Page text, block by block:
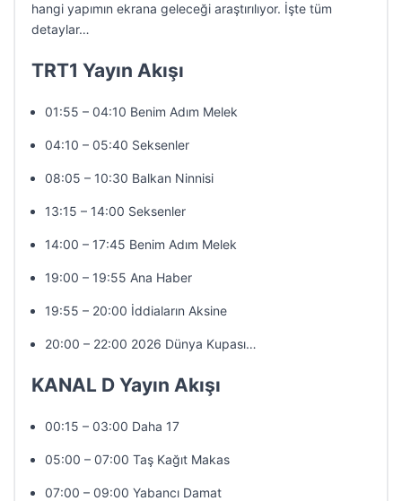
hangi yapımın ekrana geleceği araştırılıyor. İşte tüm
detaylar…
TRT1 Yayın Akışı
01:55 – 04:10 Benim Adım Melek
04:10 – 05:40 Seksenler
08:05 – 10:30 Balkan Ninnisi
13:15 – 14:00 Seksenler
14:00 – 17:45 Benim Adım Melek
19:00 – 19:55 Ana Haber
19:55 – 20:00 İddiaların Aksine
20:00 – 22:00 2026 Dünya Kupası…
KANAL D Yayın Akışı
00:15 – 03:00 Daha 17
05:00 – 07:00 Taş Kağıt Makas
07:00 – 09:00 Yabancı Damat